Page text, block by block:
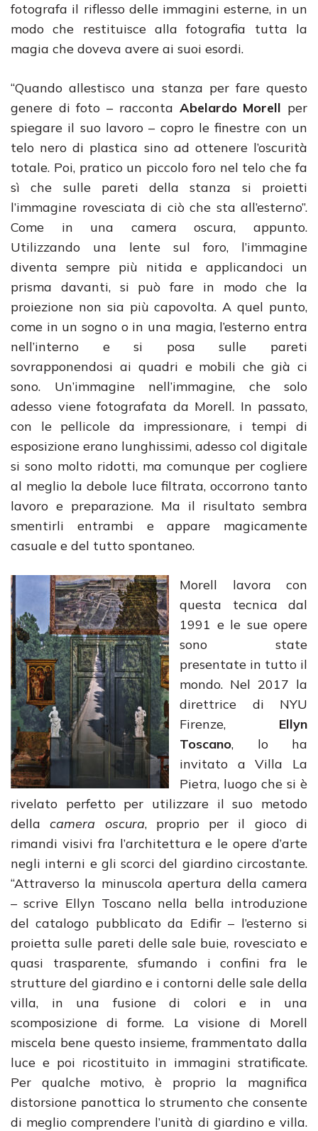
fotografa il riflesso delle immagini esterne, in un
modo che restituisce alla fotografia tutta la
magia che doveva avere ai suoi esordi.
“Quando allestisco una stanza per fare questo
genere di foto – racconta Abelardo Morell per
spiegare il suo lavoro – copro le finestre con un
telo nero di plastica sino ad ottenere l’oscurità
totale. Poi, pratico un piccolo foro nel telo che fa
sì che sulle pareti della stanza si proietti
l’immagine rovesciata di ciò che sta all’esterno”.
Come in una camera oscura, appunto.
Utilizzando una lente sul foro, l’immagine
diventa sempre più nitida e applicandoci un
prisma davanti, si può fare in modo che la
proiezione non sia più capovolta. A quel punto,
come in un sogno o in una magia, l’esterno entra
nell’interno e si posa sulle pareti
sovrapponendosi ai quadri e mobili che già ci
sono. Un’immagine nell’immagine, che solo
adesso viene fotografata da Morell. In passato,
con le pellicole da impressionare, i tempi di
esposizione erano lunghissimi, adesso col digitale
si sono molto ridotti, ma comunque per cogliere
al meglio la debole luce filtrata, occorrono tanto
lavoro e preparazione. Ma il risultato sembra
smentirli entrambi e appare magicamente
casuale e del tutto spontaneo.
Morell lavora con
questa tecnica dal
1991 e le sue opere
sono state
presentate in tutto il
mondo. Nel 2017 la
direttrice di NYU
Firenze, Ellyn
Toscano, lo ha
invitato a Villa La
Pietra, luogo che si è
rivelato perfetto per utilizzare il suo metodo
dellacamera oscura, proprio per il gioco di
rimandi visivi fra l’architettura e le opere d’arte
negli interni e gli scorci del giardino circostante.
“Attraverso la minuscola apertura della camera
– scrive Ellyn Toscano nella bella introduzione
del catalogo pubblicato da Edifir – l’esterno si
proietta sulle pareti delle sale buie, rovesciato e
quasi trasparente, sfumando i confini fra le
strutture del giardino e i contorni delle sale della
villa, in una fusione di colori e in una
scomposizione di forme. La visione di Morell
miscela bene questo insieme, frammentato dalla
luce e poi ricostituito in immagini stratificate.
Per qualche motivo, è proprio la magnifica
distorsione panottica lo strumento che consente
di meglio comprendere l’unità di giardino e villa.